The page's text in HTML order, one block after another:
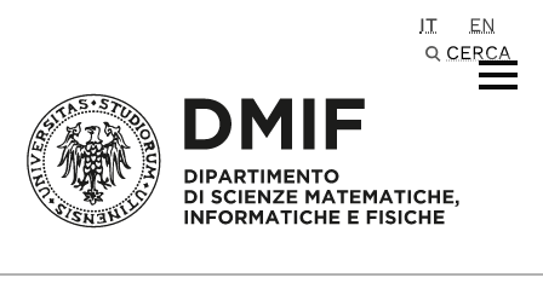
IT
EN
CERCA